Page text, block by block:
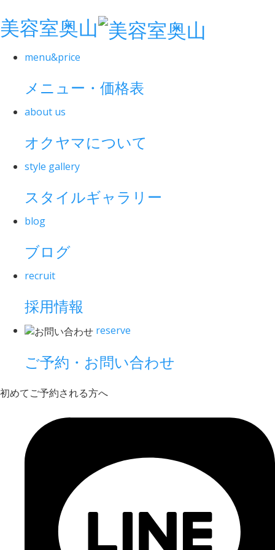
美容室奥山
menu&price
メニュー・価格表
about us
オクヤマについて
style gallery
スタイルギャラリー
blog
ブログ
recruit
採用情報
reserve
ご予約・お問い合わせ
初めてご予約される方へ